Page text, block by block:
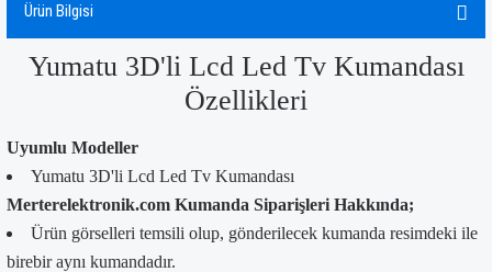
Ürün Bilgisi
Yumatu 3D'li Lcd Led Tv Kumandası
Özellikleri
Uyumlu Modeller
Yumatu 3D'li Lcd Led Tv Kumandası
Merterelektronik.com Kumanda Siparişleri Hakkında;
Ürün görselleri temsili olup, gönderilecek kumanda resimdeki ile
birebir aynı kumandadır.